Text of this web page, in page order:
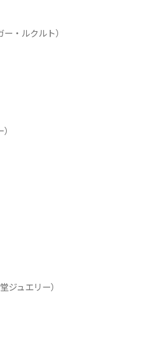
ー・ルクルト）
ジュエリー）